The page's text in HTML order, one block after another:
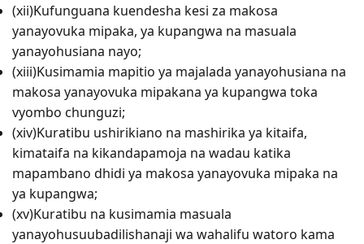
(xii)Kufunguana kuendesha kesi za makosa
yanayovuka mipaka, ya kupangwa na masuala
yanayohusiana nayo;
(xiii)Kusimamia mapitio ya majalada yanayohusiana na
makosa yanayovuka mipakana ya kupangwa toka
vyombo chunguzi;
(xiv)Kuratibu ushirikiano na mashirika ya kitaifa,
kimataifa na kikandapamoja na wadau katika
mapambano dhidi ya makosa yanayovuka mipaka na
ya kupangwa;
(xv)Kuratibu na kusimamia masuala
yanayohusuubadilishanaji wa wahalifu watoro kama